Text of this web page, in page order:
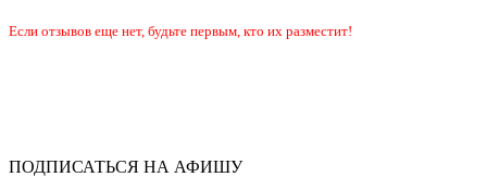
Если отзывов еще нет, будьте первым, кто их разместит!
ПОДПИСАТЬСЯ НА АФИШУ